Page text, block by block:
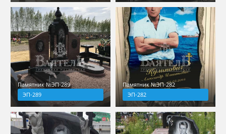
Памятник №ЭП-289
ЭП-289
Памятник №ЭП-282
ЭП-282